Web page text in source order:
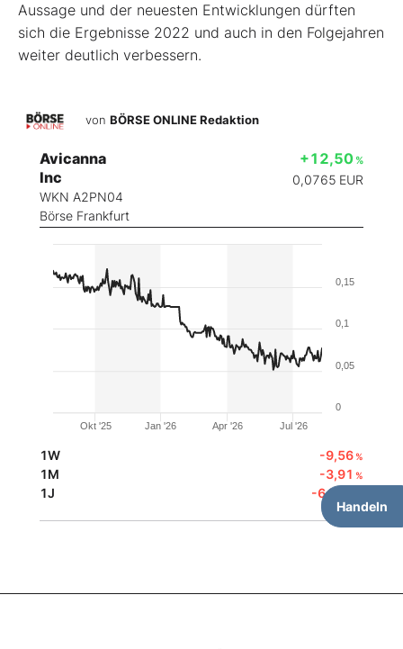
Aussage und der neuesten Entwicklungen dürften
sich die Ergebnisse 2022 und auch in den Folgejahren
weiter deutlich verbessern.
von BÖRSE ONLINE Redaktion
Avicanna
Inc
WKN A2PN04
Börse Frankfurt
+12,50 %
0,0765 EUR
Handeln
Okt '25 Jan '26 Apr '26 Jul '26
0
0,05
0,1
0,15
1W -9,56%
1M -3,91 %
1J -64,24